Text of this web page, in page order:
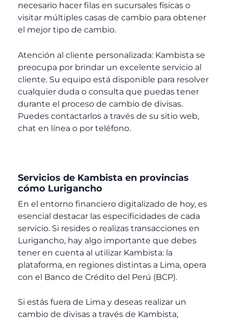
necesario hacer filas en sucursales físicas o
visitar múltiples casas de cambio para obtener
el mejor tipo de cambio.
Atención al cliente personalizada: Kambista se
preocupa por brindar un excelente servicio al
cliente. Su equipo está disponible para resolver
cualquier duda o consulta que puedas tener
durante el proceso de cambio de divisas.
Puedes contactarlos a través de su sitio web,
chat en línea o por teléfono.
Servicios de Kambista en provincias
cómo Lurigancho
En el entorno financiero digitalizado de hoy, es
esencial destacar las especificidades de cada
servicio. Si resides o realizas transacciones en
Lurigancho, hay algo importante que debes
tener en cuenta al utilizar Kambista: la
plataforma, en regiones distintas a Lima, opera
con el Banco de Crédito del Perú (BCP).
Si estás fuera de Lima y deseas realizar un
cambio de divisas a través de Kambista,